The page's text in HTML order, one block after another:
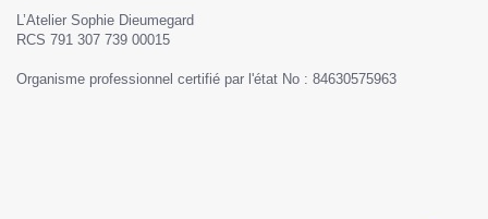
L’Atelier Sophie Dieumegard
RCS 791 307 739 00015
Organisme professionnel certifié par l'état No : 84630575963